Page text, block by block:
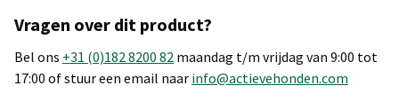
Vragen over dit product?
Bel ons +31 (0)182 8200 82 maandag t/m vrijdag van 9:00 tot
17:00 of stuur een email naar info@actievehonden.com